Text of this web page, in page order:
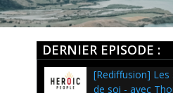
DERNIER EPISODE :
[Rediffusion]
de soi - avec